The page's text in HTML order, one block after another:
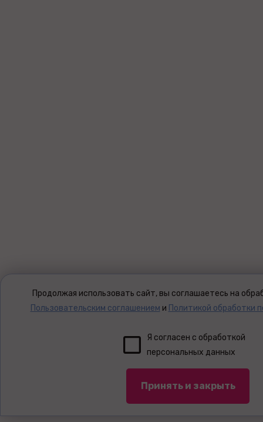
Продолжая использовать сайт, вы соглашаетесь на
Пользовательским соглашением и Политикой обработки
Я согласен с обработкой
персональных данных
Принять и закрыть